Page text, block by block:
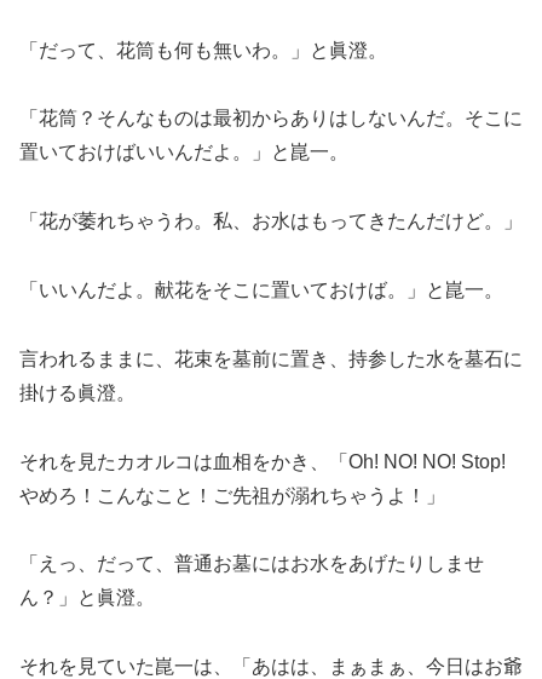
「だって、花筒も何も無いわ。」と眞澄。
「花筒？そんなものは最初からありはしないんだ。そこに
置いておけばいいんだよ。」と崑一。
「花が萎れちゃうわ。私、お水はもってきたんだけど。」
「いいんだよ。献花をそこに置いておけば。」と崑一。
言われるままに、花束を墓前に置き、持参した水を墓石に
掛ける眞澄。
それを見たカオルコは血相をかき、「Oh! NO! NO! Stop!
やめろ！こんなこと！ご先祖が溺れちゃうよ！」
「えっ、だって、普通お墓にはお水をあげたりしませ
ん？」と眞澄。
それを見ていた崑一は、「あはは、まぁまぁ、今日はお爺